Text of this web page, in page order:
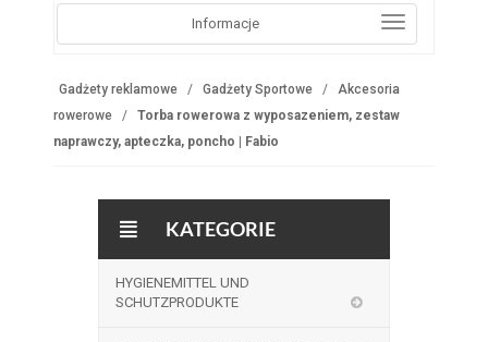
Informacje
Gadżety reklamowe Gadżety Sportowe
Akcesoria
rowerowe
Torba rowerowa z wyposazeniem, zestaw
naprawczy, apteczka, poncho | Fabio
KATEGORIE
HYGIENEMITTEL UND
SCHUTZPRODUKTE